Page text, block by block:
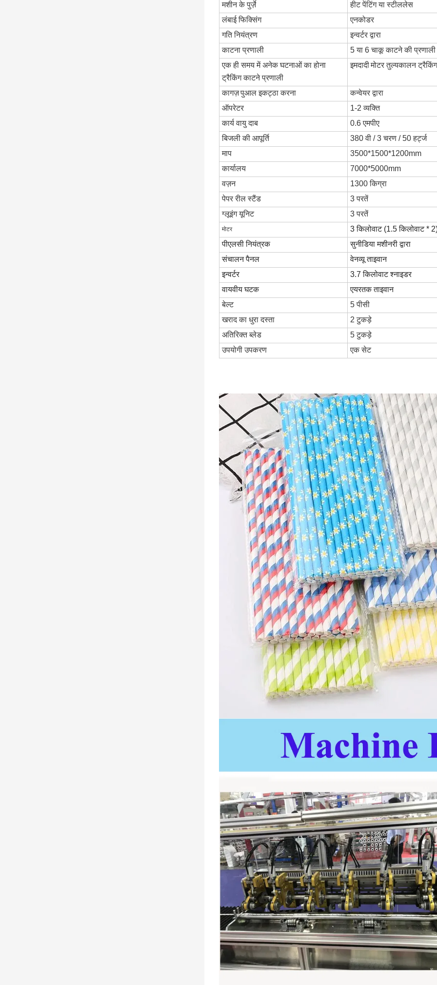
मशीन के पुर्ज़े
हीट पेंटिंग या स्टीललेस
लंबाई फिक्सिंग
एनकोडर
गति नियंत्रण
इन्वर्टर द्वारा
काटना प्रणाली
5 या 6 चाकू काटने की प्रणाली
एक ही समय में अनेक घटनाओं का होना
ट्रैकिंग काटने प्रणाली
इमदादीमोटर तुल्यकालन ट्रैकिंग
कागज़पुआल इकट्ठा करना
कन्वेयर द्वारा
ऑपरेटर
1-2 व्यक्ति
कार्य वायु दाब
0.6 एमपीए
बिजली की आपूर्ति
380 वी / 3 चरण / 50 हर्ट्ज
माप
3500*1500*1200mm
कार्यालय
7000*5000mm
वज़न
1300 किग्रा
पेपर रील स्टैंड
3 परतें
ग्लूइंग यूनिट
3 परतें
मोटर
3 किलोवाट (1.5 किलोवाट *
पीएलसी नियंत्रक
सुनीडिया मशीनरी द्वारा
संचालन पैनल
वेनव्यू ताइवान
इन्वर्टर
3.7 किलोवाट श्नाइडर
वायवीय घटक
एयरतक ताइवान
बेल्ट
5 पीसी
खराद का धुरा दस्ता
2 टुकड़े
अतिरिक्त ब्लेड
5 टुकड़े
उपयोगी उपकरण
एक सेट